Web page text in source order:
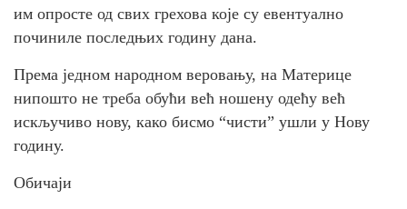
им опросте од свих грехова које су евентуално
починиле последњих годину дана.
Према једном народном веровању, на Материце
нипошто не треба обући већ ношену одећу већ
искључиво нову, како бисмо “чисти” ушли у Нову
годину.
Обичаји